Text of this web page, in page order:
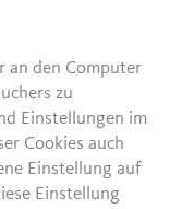
an den Computer
zu
Einstellungen im
Cookies auch
Einstellung auf
Einstellung